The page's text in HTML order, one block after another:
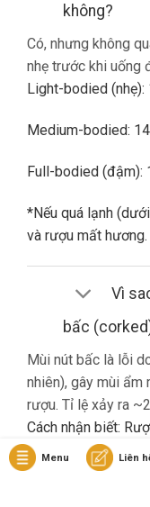
không?
Có, nhưng không
nhẹ trước khi uống
Light-bodied (nhẹ):
Medium-bodied:
Full-bodied (đậm):
*Nếu quá lạnh
và rượu mất hương.
Vì
bấc
Mùi nút bấc là lỗi
nhiên), gây mùi
rượu. Tỉ lệ xảy ra
Cách nhận biết:
hương trái cây dù
Nếu gặp lỗi này,
Menu Liên